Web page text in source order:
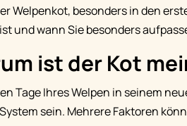
Welpenkot, besonders in den
und wann Sie besonders
ist der Kot
Tage Ihres Welpen in seinem
sein. Mehrere Faktoren